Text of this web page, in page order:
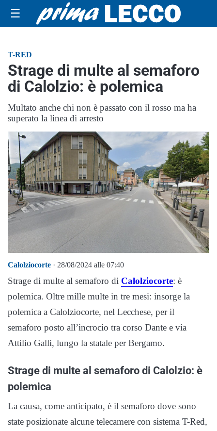
☰
T-RED
Strage di multe al semaforo
di Calolzio: è polemica
Multato anche chi non è passato con il rosso ma ha
superato la linea di arresto
Calolziocorte · 28/08/2024 alle 07:40
Strage di multe al semaforo di Calolziocorte: è
polemica. Oltre mille multe in tre mesi: insorge la
polemica a Calolziocorte, nel Lecchese, per il
semaforo posto all’incrocio tra corso Dante e via
Attilio Galli, lungo la statale per Bergamo.
Strage di multe al semaforo di Calolzio: è
polemica
La causa, come anticipato, è il semaforo dove sono
state posizionate alcune telecamere con sistema T-Red,